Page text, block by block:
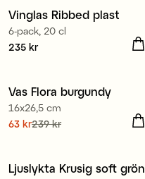
Vinglas Ribbed plast
6-pack, 20 cl
Pris :235 kr
235 kr
Vas Flora burgundy
16x26,5 cm
Nuvarande pris
63 kr239 kr
Ljuslykta Krusig soft grön